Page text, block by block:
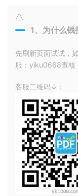
1、为什么钱
先刷新页面试试，
服：yiku0668查核
客服二维码↓：